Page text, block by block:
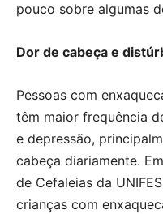
pouco sobre algumas
Dor de cabeça e
Pessoas com
têm maior frequência
e depressão,
cabeça diariamente.
de Cefaleias da
crianças com